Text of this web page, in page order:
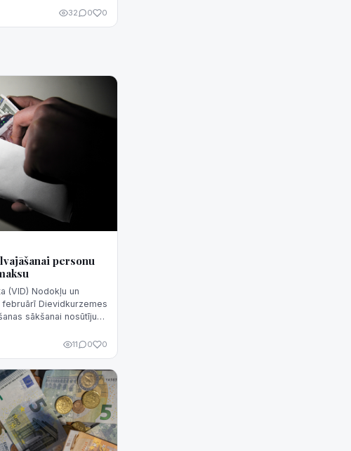
32 0 0
personu
(VID) Nodokļu un
Dievidkurzemes
sākšanai nosūtījusi
11 0 0